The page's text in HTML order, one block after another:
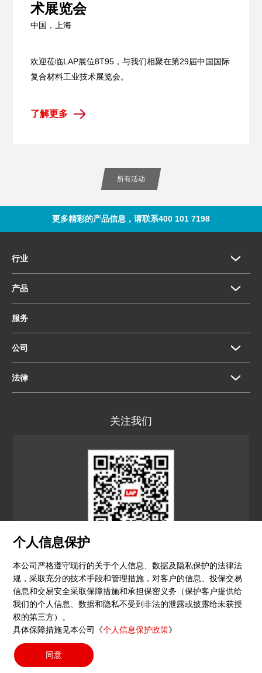
个人信息保护
本公司严格遵守现行的关于个人信息、数据及隐私保护的法律法
规，采取充分的技术手段和管理措施，对客户的信息、投保交易
信息和交易安全采取保障措施和承担保密义务（保护客户提供给
我们的个人信息、数据和隐私不受到非法的泄露或披露给未获授
权的第三方）。
具体保障措施见本公司《个人信息保护政策》
同意
术展览会
中国，上海
欢迎莅临LAP展位8T95，与我们相聚在第29届中国国际
复合材料工业技术展览会。
了解更多
所有活动
更多精彩的产品信息，请联系400 101 7198
行业
产品
服务
公司
法律
关注我们
© 2026 镭尔谱激光应用技术（上海）有限公司
隐私政策 印记沪ICP备15051604号-4 （沪）-非经营
性-2023-0290
Search